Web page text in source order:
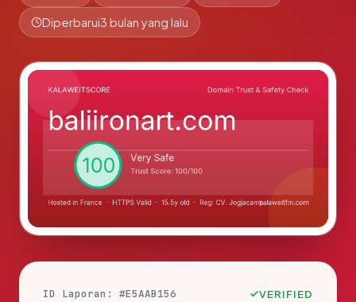
Diperbarui3 bulan yang lalu
ID Laporan: #E5AAB156 VERIFIED